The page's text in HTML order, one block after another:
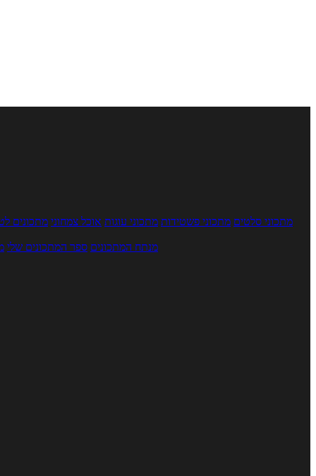
מתכוני סלטים מתכוני פשטידות מתכוני עוגות אוכל צמחוני מתכונים
מנתח המתכונים ספר המתכונים שלי